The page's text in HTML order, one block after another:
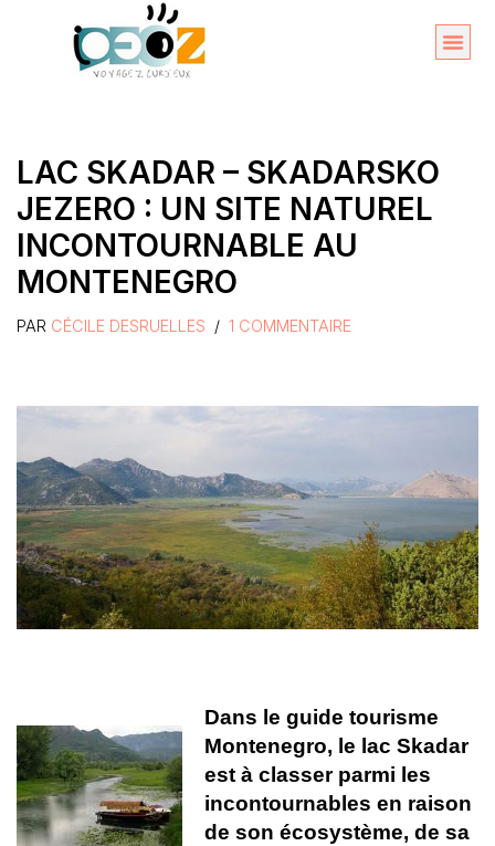
LAC SKADAR – SKADARSKO
JEZERO : UN SITE NATUREL
INCONTOURNABLE AU
MONTENEGRO
PAR CÉCILE DESRUELLES 1 COMMENTAIRE
Dans le guide tourisme
Montenegro, le lac Skadar
est à classer parmi les
incontournables en raison
de son écosystème, de sa